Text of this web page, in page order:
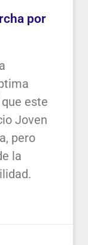
por
este
Joven
pero
la